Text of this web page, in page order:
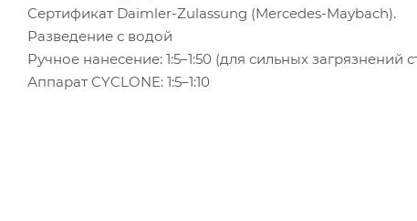
Сертификат Daimler-Zulassung (Mercedes-Maybach).
Разведение с водой
Ручное нанесение: 1:5–1:50 (для сильных загрязнений
Аппарат CYCLONE: 1:5–1:10